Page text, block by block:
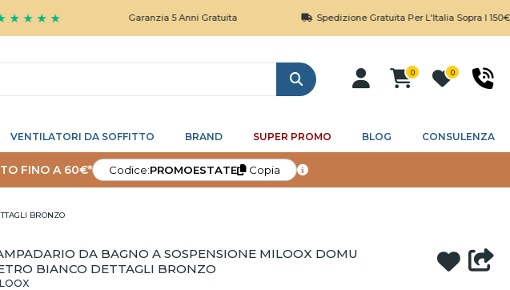
★ Garanzia 5 Anni Gratuita Spedizione Gratuita Per L'Italia Sopra I 150€
Cerca
0 0
VENTILATORI DA SOFFITTO BRAND SUPER PROMO BLOG CONSULENZA
FINO A 60€* Codice:PROMOESTATE Copia
BRONZO
DA BAGNO A SOSPENSIONE MILOOX DOMU
BIANCO DETTAGLI BRONZO